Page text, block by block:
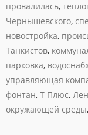
провалилась,
Чернышевского,
новостройка,
Танкистов,
парковка,
управляющая
фонтан, Т Плюс,
окружающей среды,